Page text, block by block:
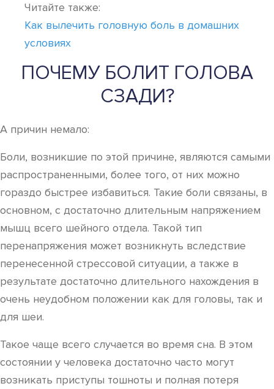
Читайте также:
Как вылечить головную боль в домашних
условиях
ПОЧЕМУ БОЛИТ ГОЛОВА
СЗАДИ?
А причин немало:
Боли, возникшие по этой причине, являются самыми
распространенными, более того, от них можно
гораздо быстрее избавиться. Такие боли связаны, в
основном, с достаточно длительным напряжением
мышц всего шейного отдела. Такой тип
перенапряжения может возникнуть вследствие
перенесенной стрессовой ситуации, а также в
результате достаточно длительного нахождения в
очень неудобном положении как для головы, так и
для шеи.
Такое чаще всего случается во время сна. В этом
состоянии у человека достаточно часто могут
возникать приступы тошноты и полная потеря